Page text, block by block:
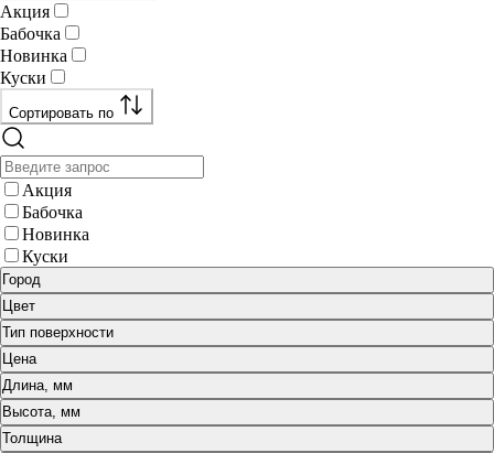
Акция
Бабочка
Новинка
Куски
Сортировать по
Акция
Бабочка
Новинка
Куски
Город
Цвет
Тип поверхности
Цена
Длина, мм
Высота, мм
Толщина